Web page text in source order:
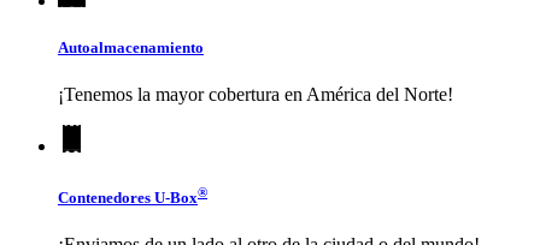
Autoalmacenamiento
¡Tenemos la mayor cobertura en América del Norte!
Contenedores U-Box®